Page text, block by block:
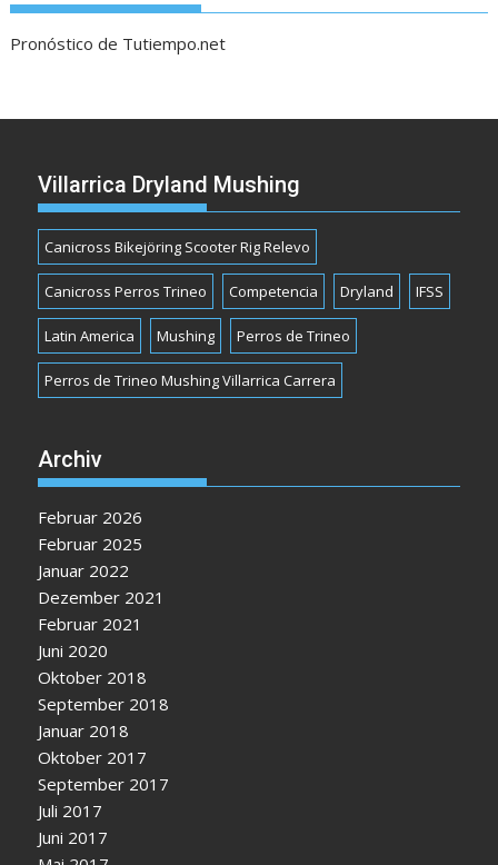
Pronóstico de Tutiempo.net
Villarrica Dryland Mushing
Canicross Bikejöring Scooter Rig Relevo
Canicross Perros Trineo Competencia Dryland IFSS
Latin America Mushing Perros de Trineo
Perros de Trineo Mushing Villarrica Carrera
Archiv
Februar 2026
Februar 2025
Januar 2022
Dezember 2021
Februar 2021
Juni 2020
Oktober 2018
September 2018
Januar 2018
Oktober 2017
September 2017
Juli 2017
Juni 2017